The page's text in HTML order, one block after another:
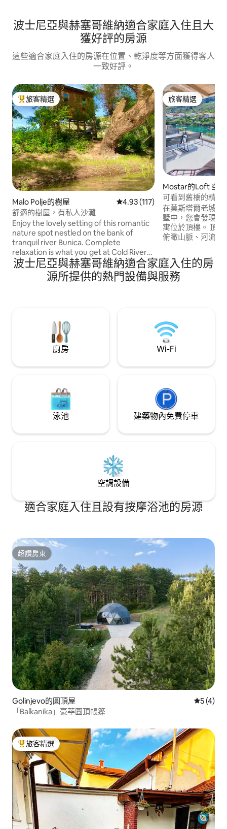
波士尼亞與赫塞哥維納適合家庭入住且大
獲好評的房源
這些適合家庭入住的房源在位置、乾淨度等方面獲得客人
一致好評。
旅客精選榜首
旅客精選
Malo Polje的樹屋 從 117 則評價中獲得 4.93 的平
4.93 (117)
舒適的樹屋，有私人沙灘
Enjoy the lovely setting of this romantic
nature spot nestled on the bank of
tranquil river Bunica. Complete
relaxation is what you get at Cold River
camp that consists of four Treehouses
with free private parking. For your
convenience you will have private
breakfast can be delivered to your
treehouse every morning). Sail to
magical spring or just lay in a hammock
on a sandy beach.
旅客精選
旅客精選
Mostar的Loft 空間
可看到舊橋的精品
在莫斯塔爾老城區
墅中，您會發現這
寓位於頂樓。 頂
俯瞰山脈、河流和
的美麗景色。 步行幾分鐘內即可抵達莫斯
塔爾老城區的中心
以找到正宗的麵
皮塔和舒適的咖啡
波士尼亞與赫塞哥維納適合家庭入住的房
源所提供的熱門設備與服務
廚房 Wi-Fi
泳池 建築物內免費停車
空調設備
適合家庭入住且設有按摩浴池的房源
超讚房東
超讚房東
Golinjevo的圓頂屋 從 4 則評
5 (4)
「Balkanika」豪華圓頂帳篷
旅客精選榜首
旅客精選